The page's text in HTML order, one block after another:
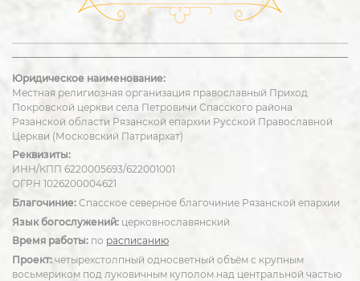
Юридическое наименование:
Местная религиозная организация православный Приход
Покровской церкви села Петровичи Спасского района
Рязанской области Рязанской епархии Русской Православной
Церкви (Московский Патриархат)
Реквизиты:
ИНН/КПП 6220005693/622001001
ОГРН 1026200004621
Благочиние: Спасское северное благочиние Рязанской епархии
Язык богослужений: церковнославянский
Время работы: по расписанию
Проект: четырехстолпный односветный объём с крупным
восьмериком под луковичным куполом над центральной частью